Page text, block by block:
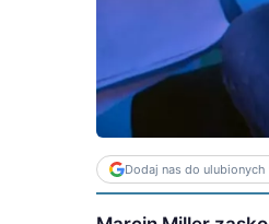
Dodaj nas do